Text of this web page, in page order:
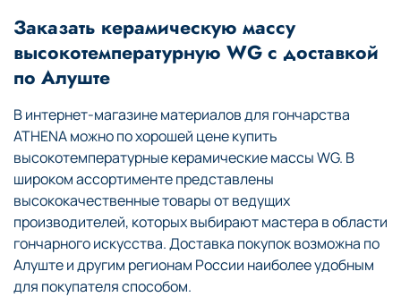
Заказать керамическую массу
высокотемпературную WG с доставкой
по Алуште
В интернет-магазине материалов для гончарства
ATHENA можно по хорошей цене купить
высокотемпературные керамические массы WG. В
широком ассортименте представлены
высококачественные товары от ведущих
производителей, которых выбирают мастера в области
гончарного искусства. Доставка покупок возможна по
Алуште и другим регионам России наиболее удобным
для покупателя способом.